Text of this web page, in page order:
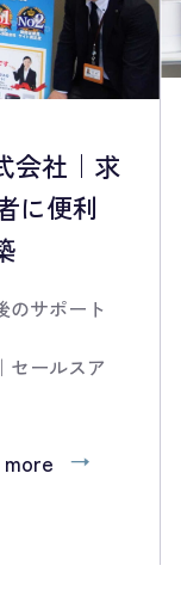
会社｜求
に便利
のサポート
｜ セールスア